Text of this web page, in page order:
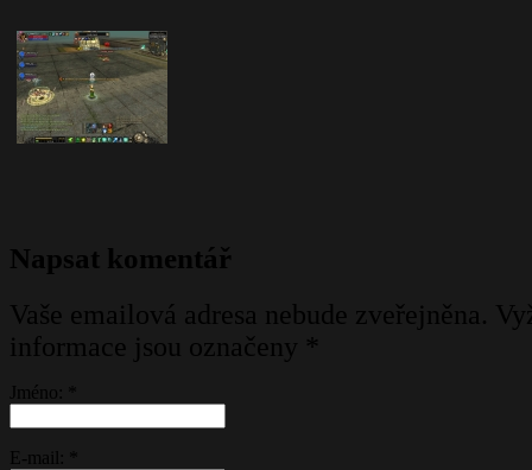
Napsat komentář
Vaše emailová adresa nebude zveřejněna.
informace jsou označeny *
Jméno:
E-mail: